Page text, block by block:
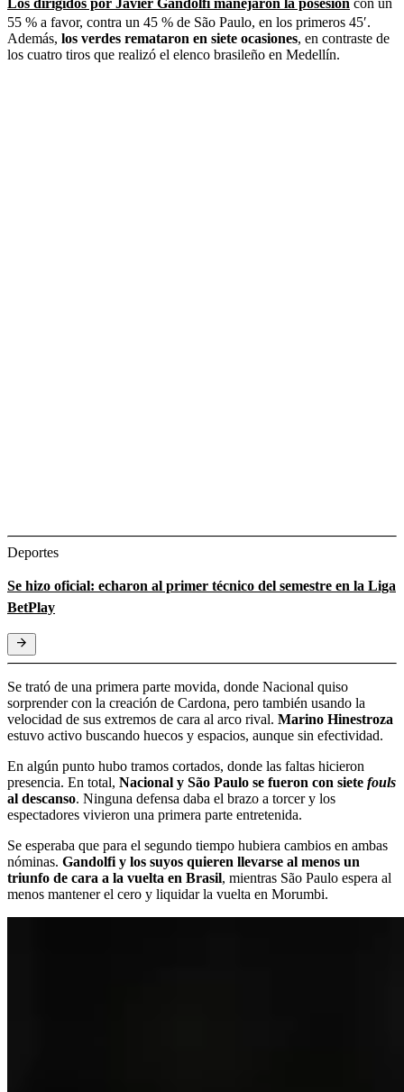
Los dirigidos por Javier Gandolfi manejaron la posesión con un
55 % a favor, contra un 45 % de São Paulo, en los primeros 45′.
Además, los verdes remataron en siete ocasiones, en contraste de
los cuatro tiros que realizó el elenco brasileño en Medellín.
Deportes
Se hizo oficial: echaron al primer técnico del semestre en la Liga
BetPlay
Se trató de una primera parte movida, donde Nacional quiso
sorprender con la creación de Cardona, pero también usando la
velocidad de sus extremos de cara al arco rival. Marino Hinestroza
estuvo activo buscando huecos y espacios, aunque sin efectividad.
En algún punto hubo tramos cortados, donde las faltas hicieron
presencia. En total, Nacional y São Paulo se fueron con siete fouls
al descanso. Ninguna defensa daba el brazo a torcer y los
espectadores vivieron una primera parte entretenida.
Se esperaba que para el segundo tiempo hubiera cambios en ambas
nóminas. Gandolfi y los suyos quieren llevarse al menos un
triunfo de cara a la vuelta en Brasil, mientras São Paulo espera al
menos mantener el cero y liquidar la vuelta en Morumbi.